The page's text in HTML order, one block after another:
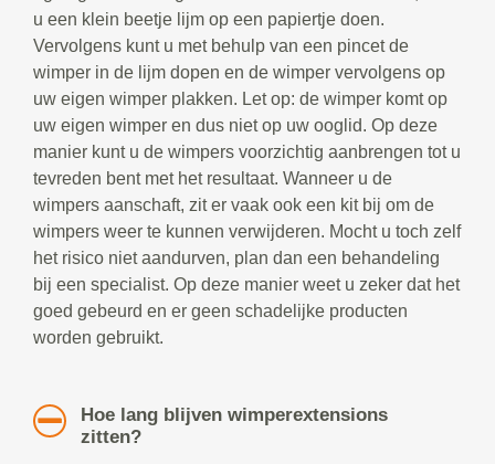
u een klein beetje lijm op een papiertje doen.
Vervolgens kunt u met behulp van een pincet de
wimper in de lijm dopen en de wimper vervolgens op
uw eigen wimper plakken. Let op: de wimper komt op
uw eigen wimper en dus niet op uw ooglid. Op deze
manier kunt u de wimpers voorzichtig aanbrengen tot u
tevreden bent met het resultaat. Wanneer u de
wimpers aanschaft, zit er vaak ook een kit bij om de
wimpers weer te kunnen verwijderen. Mocht u toch zelf
het risico niet aandurven, plan dan een behandeling
bij een specialist. Op deze manier weet u zeker dat het
goed gebeurd en er geen schadelijke producten
worden gebruikt.
Hoe lang blijven wimperextensions
zitten?